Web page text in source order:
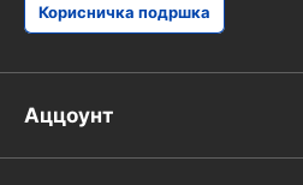
Корисничка подршка
Аццоунт